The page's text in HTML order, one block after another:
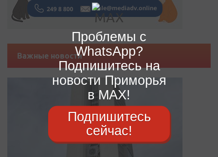
Важные новости
Проблемы с
WhatsApp?
Подпишитесь на
новости Приморья
в MAX!
Подпишитесь
сейчас!